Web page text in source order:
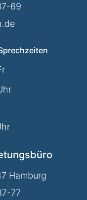
69
Hamburg
77